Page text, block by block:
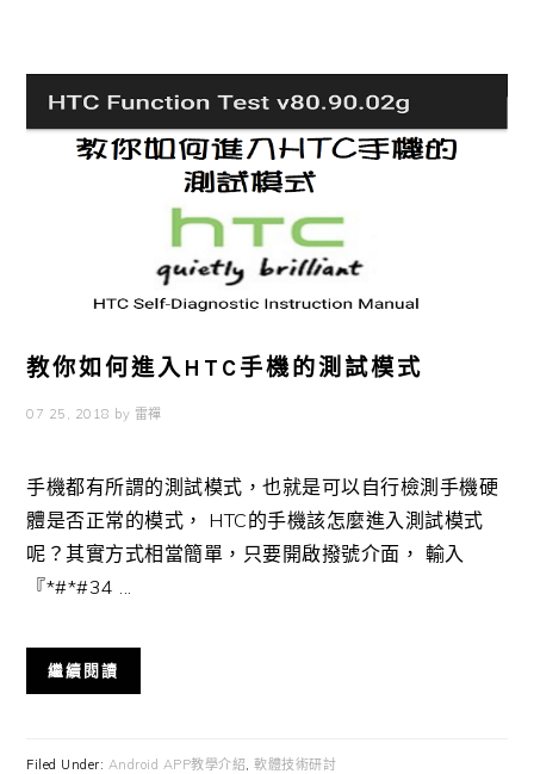
教你如何進入HTC手機的測試模式
07 25, 2018 by 雷禪
手機都有所謂的測試模式，也就是可以自行檢測手機硬
體是否正常的模式， HTC的手機該怎麼進入測試模式
呢？其實方式相當簡單，只要開啟撥號介面， 輸入
『*#*#34 ...
繼續閱讀
Filed Under: Android APP教學介紹,軟體技術研討